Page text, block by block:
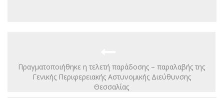
Πραγματοποιήθηκε η τελετή παράδοσης – παραλαβής της
Γενικής Περιφερειακής Αστυνομικής Διεύθυνσης
Θεσσαλίας